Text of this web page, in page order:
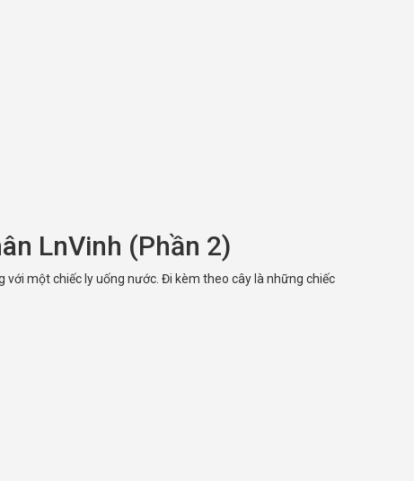
LnVinh (Phần 2)
một chiếc ly uống nước. Đi kèm theo cây là những chiếc